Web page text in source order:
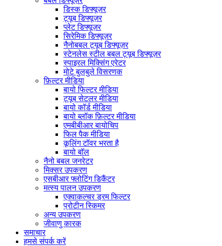
डिस्क डिफ्यूज़र
ट्यूब डिफ्यूज़र
प्लेट डिफ्यूज़र
सिरेमिक डिफ्यूज़र
नैनोबबल ट्यूब डिफ्यूज़र
स्टेनलेस स्टील बबल ट्यूब डिफ्यूज़र
स्पाइरल मिक्सिंग एरेटर
मोटे बुलबुले विसरणक
फ़िल्टर मीडिया
बायो फिल्टर मीडिया
ट्यूब सेटलर मीडिया
बायो कॉर्ड मीडिया
बायो ब्लॉक फ़िल्टर मीडिया
एमबीबीआर बायोचिप
फिल पैक मीडिया
कूलिंग टॉवर भरता है
बायो बॉल
नैनो बबल जनरेटर
मिक्सर उपकरण
एसबीआर फ्लोटिंग डिकैंटर
मत्स्य पालन उपकरण
एक्वाकल्चर ड्रम फिल्टर
प्रोटीन स्किमर
अन्य उपकरण
जीवाणु कारक
समाचार
हमसे संपर्क करें